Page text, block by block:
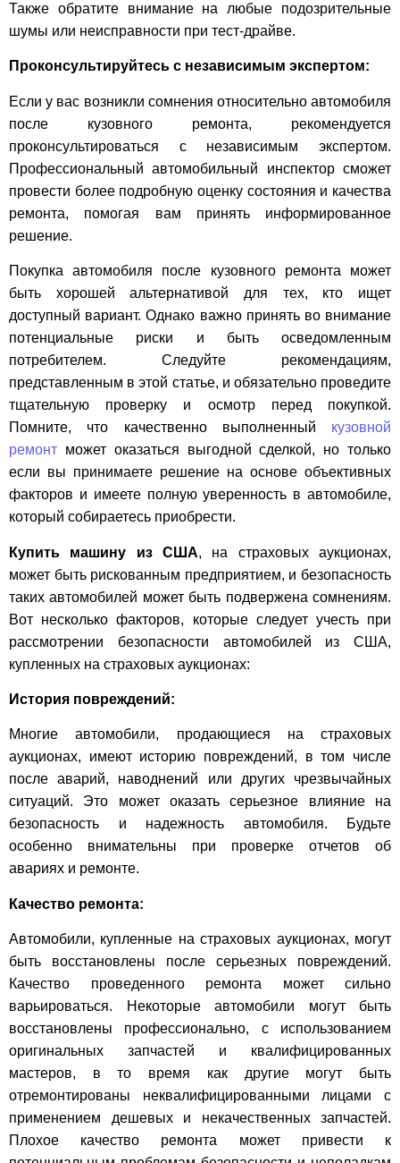
Также обратите внимание на любые подозрительные
шумы или неисправности при тест-драйве.
Проконсультируйтесь с независимым экспертом:
Если у вас возникли сомнения относительно автомобиля
после кузовного ремонта, рекомендуется
проконсультироваться с независимым экспертом.
Профессиональный автомобильный инспектор сможет
провести более подробную оценку состояния и качества
ремонта, помогая вам принять информированное
решение.
Покупка автомобиля после кузовного ремонта может
быть хорошей альтернативой для тех, кто ищет
доступный вариант. Однако важно принять во внимание
потенциальные риски и быть осведомленным
потребителем. Следуйте рекомендациям,
представленным в этой статье, и обязательно проведите
тщательную проверку и осмотр перед покупкой.
Помните, что качественно выполненный кузовной
ремонт может оказаться выгодной сделкой, но только
если вы принимаете решение на основе объективных
факторов и имеете полную уверенность в автомобиле,
который собираетесь приобрести.
Купить машину из США, на страховых аукционах,
может быть рискованным предприятием, и безопасность
таких автомобилей может быть подвержена сомнениям.
Вот несколько факторов, которые следует учесть при
рассмотрении безопасности автомобилей из США,
купленных на страховых аукционах:
История повреждений:
Многие автомобили, продающиеся на страховых
аукционах, имеют историю повреждений, в том числе
после аварий, наводнений или других чрезвычайных
ситуаций. Это может оказать серьезное влияние на
безопасность и надежность автомобиля. Будьте
особенно внимательны при проверке отчетов об
авариях и ремонте.
Качество ремонта:
Автомобили, купленные на страховых аукционах, могут
быть восстановлены после серьезных повреждений.
Качество проведенного ремонта может сильно
варьироваться. Некоторые автомобили могут быть
восстановлены профессионально, с использованием
оригинальных запчастей и квалифицированных
мастеров, в то время как другие могут быть
отремонтированы неквалифицированными лицами с
применением дешевых и некачественных запчастей.
Плохое качество ремонта может привести к